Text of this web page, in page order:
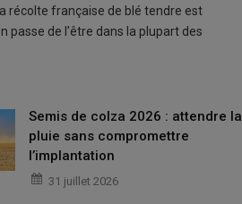
et fauchage des
sauvage
la petite faune. D'avril à juillet, plusieurs
récolte française de blé tendre est
passe de l’être dans la plupart des
Semis de colza 2026 : attendre la
pluie sans compromettre
l’implantation
31 juillet 2026